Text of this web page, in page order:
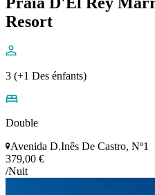
Resort
3 (+1 Des énfants)
Double
Avenida D.Inês De Castro, Nº1
379,00 €
/Nuit